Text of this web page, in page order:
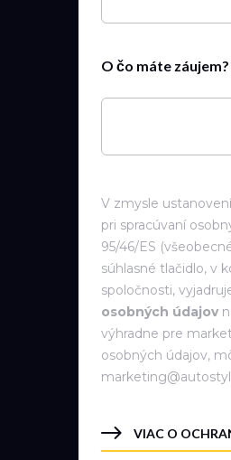
O čo máte záujem?
V zmysle
pri spracúvaní
95/46/ES
súhlasné tlačidlo, v
spoločnosti,
osobných údajov
výhradne pre
osobných údajov,
VIAC O